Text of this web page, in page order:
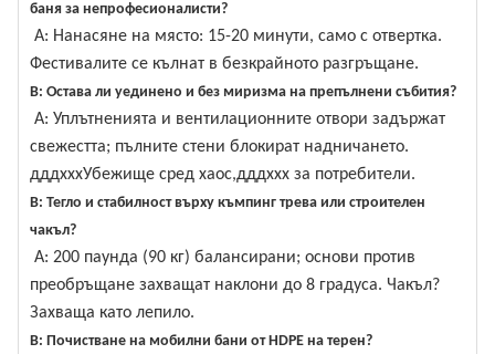
баня за непрофесионалисти?
A: Нанасяне на място: 15-20 минути, само с отвертка.
Фестивалите се кълнат в безкрайното разгръщане.
В: Остава ли уединено и без миризма на препълнени събития?
A: Уплътненията и вентилационните отвори задържат
свежестта; пълните стени блокират надничането.
дддхххУбежище сред хаос,дддххх за потребители.
В: Тегло и стабилност върху къмпинг трева или строителен
чакъл?
A: 200 паунда (90 кг) балансирани; основи против
преобръщане захващат наклони до 8 градуса. Чакъл?
Захваща като лепило.
В: Почистване на мобилни бани от HDPE на терен?